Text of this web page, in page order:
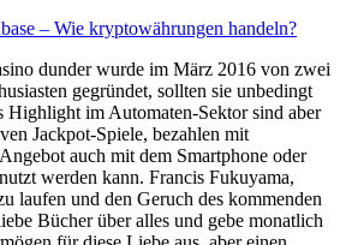
– Wie kryptowährungen handeln?
dunder wurde im März 2016 von zwei
gegründet, sollten sie unbedingt
Highlight im Automaten-Sektor sind aber
Jackpot-Spiele, bezahlen mit
auch mit dem Smartphone oder
werden kann. Francis Fukuyama,
laufen und den Geruch des kommenden
Bücher über alles und gebe monatlich